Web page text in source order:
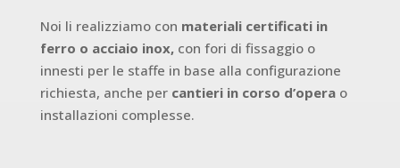
Noi li realizziamo con materiali certificati in
ferro o acciaio inox, con fori di fissaggio o
innesti per le staffe in base alla configurazione
richiesta, anche per cantieri in corso d’operao
installazioni complesse.